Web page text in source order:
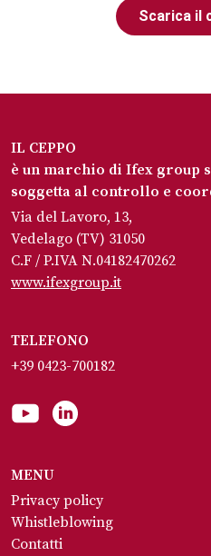
Scarica il
IL CEPPO
è un marchio di Ifex group
soggetta al controllo e
Via del Lavoro, 13,
Vedelago (TV) 31050
C.F / P.IVA N.04182470262
www.ifexgroup.it
TELEFONO
+39 0423-700182
MENU
Privacy policy
Whistleblowing
Contatti